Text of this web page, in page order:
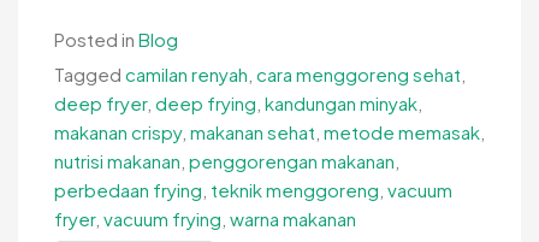
Posted in Blog
Tagged camilan renyah cara menggoreng sehat
deep fryer, deep frying kandungan minyak
makanan crispy, makanan sehat metode memasak
nutrisi makanan penggorengan makanan
perbedaan frying teknik menggoreng vacuum
fryer, vacuum frying warna makanan